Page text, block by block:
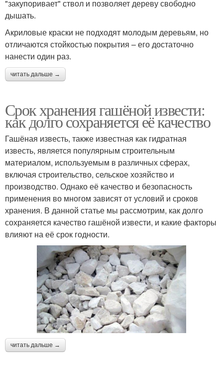
"закупоривает" ствол и позволяет дереву свободно
дышать.
Акриловые краски не подходят молодым деревьям, но
отличаются стойкостью покрытия – его достаточно
нанести один раз.
читать дальше →
Срок хранения гашёной извести:
как долго сохраняется её качество
Гашёная известь, также известная как гидратная
известь, является популярным строительным
материалом, используемым в различных сферах,
включая строительство, сельское хозяйство и
производство. Однако её качество и безопасность
применения во многом зависят от условий и сроков
хранения. В данной статье мы рассмотрим, как долго
сохраняется качество гашёной извести, и какие факторы
влияют на её срок годности.
читать дальше →